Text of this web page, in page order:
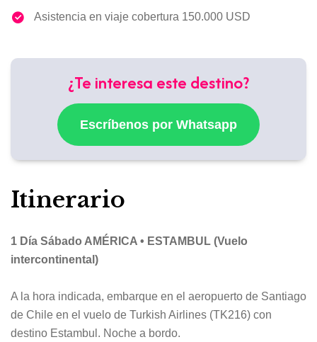
Asistencia en viaje cobertura 150.000 USD
¿Te interesa este destino?
Escríbenos por Whatsapp
Itinerario
1 Día Sábado AMÉRICA • ESTAMBUL (Vuelo
intercontinental)
A la hora indicada, embarque en el aeropuerto de Santiago
de Chile en el vuelo de Turkish Airlines (TK216) con
destino Estambul. Noche a bordo.